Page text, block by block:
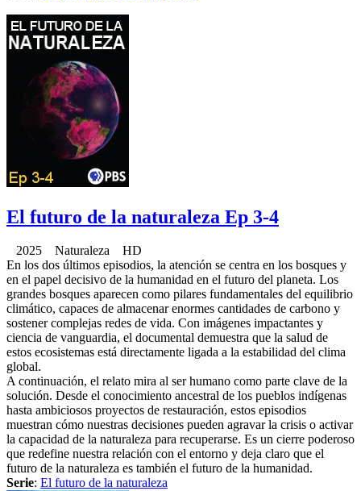
El futuro de la naturaleza Ep 3-4
2025 Naturaleza HD
En los dos últimos episodios, la atención se centra en los bosques y
en el papel decisivo de la humanidad en el futuro del planeta. Los
grandes bosques aparecen como pilares fundamentales del equilibrio
climático, capaces de almacenar enormes cantidades de carbono y
sostener complejas redes de vida. Con imágenes impactantes y
ciencia de vanguardia, el documental demuestra que la salud de
estos ecosistemas está directamente ligada a la estabilidad del clima
global.
A continuación, el relato mira al ser humano como parte clave de la
solución. Desde el conocimiento ancestral de los pueblos indígenas
hasta ambiciosos proyectos de restauración, estos episodios
muestran cómo nuestras decisiones pueden agravar la crisis o activar
la capacidad de la naturaleza para recuperarse. Es un cierre poderoso
que redefine nuestra relación con el entorno y deja claro que el
futuro de la naturaleza es también el futuro de la humanidad.
Serie: El futuro de la naturaleza